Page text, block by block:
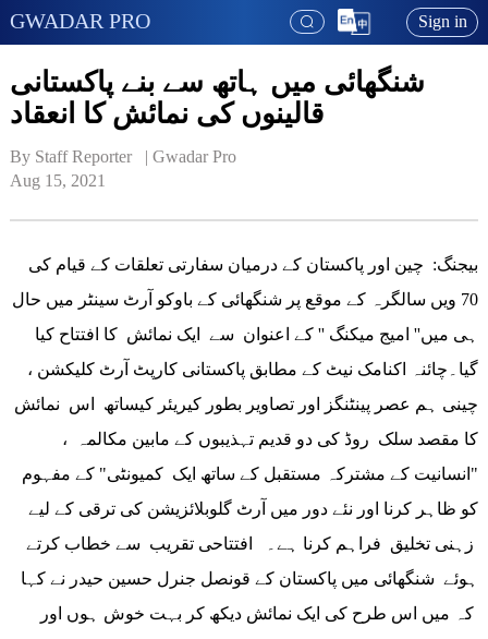
GWADAR PRO Sign in
شنگھائی میں ہاتھ سے بنے پاکستانی
قالینوں کی نمائش کا انعقاد
By Staff Reporter   | Gwadar Pro
Aug 15, 2021
بیجنگ: چین اور پاکستان کے درمیان سفارتی تعلقات کے قیام کی
70 ویں سالگرہ کے موقع پر شنگھائی کے باوکو آرٹ سینٹر میں حال
ہی میں'' امیج میکنگ '' کے اعنوان سے ایک نمائش کا افتتاح کیا
گیا۔چائنہ اکنامک نیٹ کے مطابق پاکستانی کارپٹ آرٹ کلیکشن ،
چینی ہم عصر پینٹنگز اور تصاویر بطور کیریئر کیساتھ اس نمائش
کا مقصد سلک روڈ کی دو قدیم تہذیبوں کے مابین مکالمہ ،
"انسانیت کے مشترکہ مستقبل کے ساتھ ایک کمیونٹی" کے مفہوم
کو ظاہر کرنا اور نئے دور میں آرٹ گلوبلائزیشن کی ترقی کے لیے
زہنی تخلیق فراہم کرنا ہے۔ افتتاحی تقریب سے خطاب کرتے
ہوئے شنگھائی میں پاکستان کے قونصل جنرل حسین حیدر نے کہا
کہ میں اس طرح کی ایک نمائش دیکھ کر بہت خوش ہوں اور